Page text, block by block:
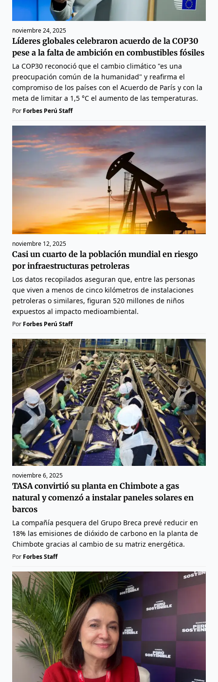
noviembre 24, 2025
Líderes globales celebraron acuerdo de la COP30
pese a la falta de ambición en combustibles fósiles
La COP30 reconoció que el cambio climático "es una
preocupación común de la humanidad" y reafirma el
compromiso de los países con el Acuerdo de París y con la
meta de limitar a 1,5 °C el aumento de las temperaturas.
Por Forbes Perú Staff
noviembre 12, 2025
Casi un cuarto de la población mundial en riesgo
por infraestructuras petroleras
Los datos recopilados aseguran que, entre las personas
que viven a menos de cinco kilómetros de instalaciones
petroleras o similares, figuran 520 millones de niños
expuestos al impacto medioambiental.
Por Forbes Perú Staff
noviembre 6, 2025
TASA convirtió su planta en Chimbote a gas
natural y comenzó a instalar paneles solares en
barcos
La compañía pesquera del Grupo Breca prevé reducir en
18% las emisiones de dióxido de carbono en la planta de
Chimbote gracias al cambio de su matriz energética.
Por Forbes Staff